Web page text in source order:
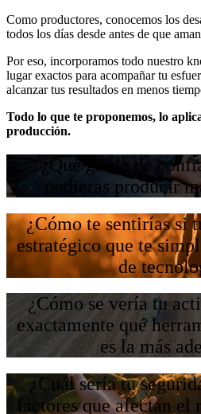
Como productores, conocemos los
todos los días desde antes de que
Por eso, incorporamos todo nuestro
lugar exactos para acompañar tu
alcanzar tus resultados en menos
Todo lo que te proponemos, lo
producción.
¿Qué grado de
pudieras producir
¿Cómo te sentirías si
estratégico que te
de
¿Cómo se vería tu
exactamente qué
es la más
¿Cuál sería tu
factores que afectan